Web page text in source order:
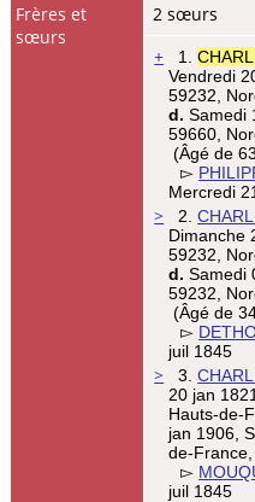
Frères et
sœurs
2 sœurs
+
1.
Vendredi
59232,
d. Samedi
59660,
(Âgé de
▻
Mercredi
> 2.
Dimanche
59232,
d. Samedi
59232,
(Âgé de
▻
juil 1845
> 3.
20 jan
Hauts-de-
jan 1906,
de-
▻
juil 1845